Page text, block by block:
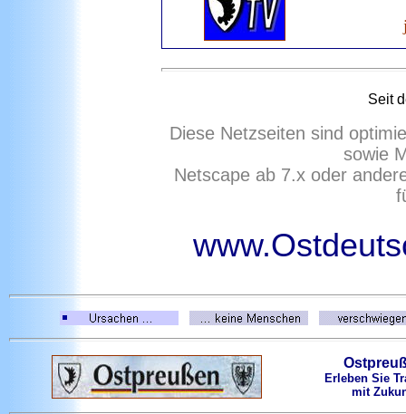
Seit
Diese Netzseiten sind
sowie
Netscape ab 7.x oder
Erleben Sie
mit